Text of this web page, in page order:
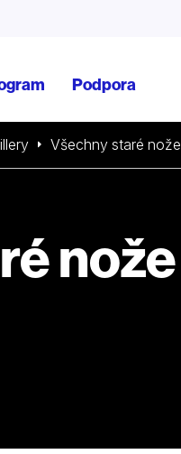
Podpora
Všechny staré nože
nože